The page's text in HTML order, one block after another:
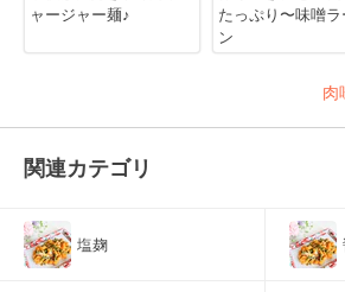
ャージャー麺♪
たっぷり〜味噌ラ
ン
肉
関連カテゴリ
塩麹